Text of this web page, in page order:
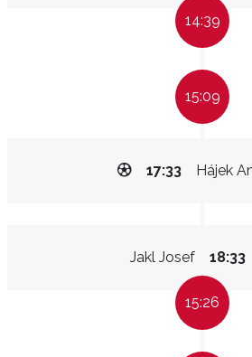
14:39
15:09
Hájek
17:33
Jakl Josef 18:33
15:26